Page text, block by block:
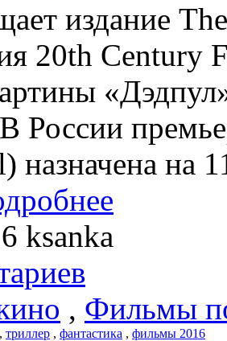
издание
20th Century
России
назначена на
ksanka
, Фильмы
, триллер , фантастика , фильмы 2016